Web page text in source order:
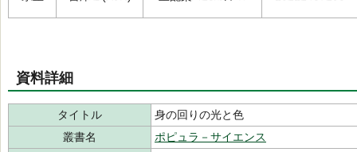
資料詳細
タイトル
身の回りの光と色
叢書名
ポピュラ－サイエンス